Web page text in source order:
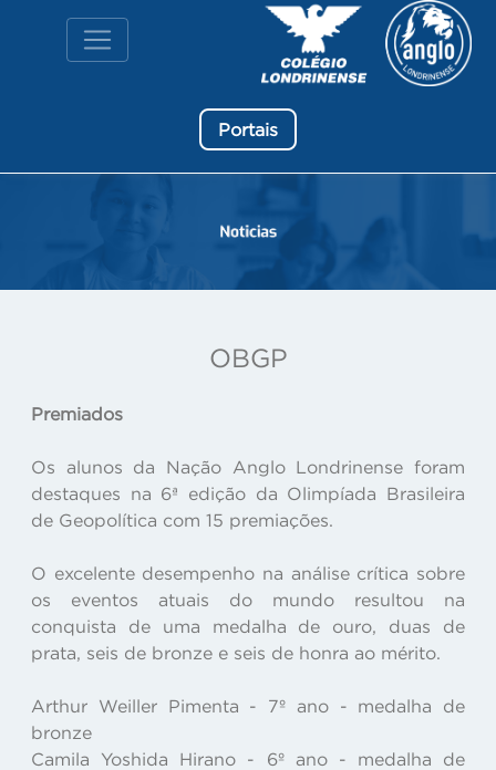
Portais
OBGP
Premiados
Os alunos da Nação Anglo Londrinense foram
destaques na 6ª edição da Olimpíada Brasileira
de Geopolítica com 15 premiações.
O excelente desempenho na análise crítica sobre
os eventos atuais do mundo resultou na
conquista de uma medalha de ouro, duas de
prata, seis de bronze e seis de honra ao mérito.
Arthur Weiller Pimenta - 7º ano - medalha de
bronze
Camila Yoshida Hirano - 6º ano - medalha de